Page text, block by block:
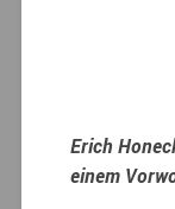
Erich
einem